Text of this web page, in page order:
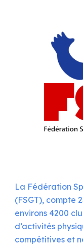
La Fédération
(FSGT), compte
environs 4200
d’activités
compétitives et